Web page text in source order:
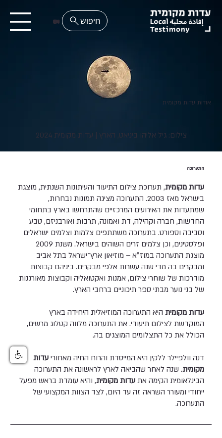
EN
אודות עדות מקומית
צילום: גיל אליהו ביניאט, הארץ | עדות מקומית 2024
עדות מקומית, תערוכת צילום התיעוד והעיתונות השנתית, מוצגת
בישראל מאז 2003. התערוכה מציגה תמונות נבחרות,
שמתעדות את האירועים המרכזיים שהתרחשו בארץ בתחומי
החדשות, חברה וקהילה, דת ואמונה, תרבות ואורבניזם, טבע
וסביבה וספורט. בתערוכה משתתפים צלמות וצלמים ישראלים
ופלסטינים, וכן צלמים זרים השוהים בישראל. משנת 2009
מוצגת התערוכה במוז״א – מוזיאון ארץ־ישראל בתל אביב
ומבקרים בה מדי שנה עשרות אלפי מבקרים. ביניהם קבוצות
מודרכות של שוחרי צילום, אמנות ואקטואליה וקבוצות מאורגנות
של בני נוער מבתי ספר תיכוניים ברחבי הארץ.
עדות מקומיתהיא התערוכה המוזיאלית היחידה בארץ
המוקדשת לצילום תיעודי. את התערוכה מלווה קטלוג מרשים,
הכולל את כל התצלומים המוצגים בה.
דנה וולפיילר ללקין היא המייסדת והרוח החיה מאחורי עדות
מקומית. שנה לאחר שהביאה לארץ לראשונה את התערוכה
הבינלאומית הקימה את עדות מקומית, והיא עומדת בראש מפעל
ייחודי ומעורר השראה זה עד היום, לצד הצוות המקצועי של
התערוכה.
התערוכה